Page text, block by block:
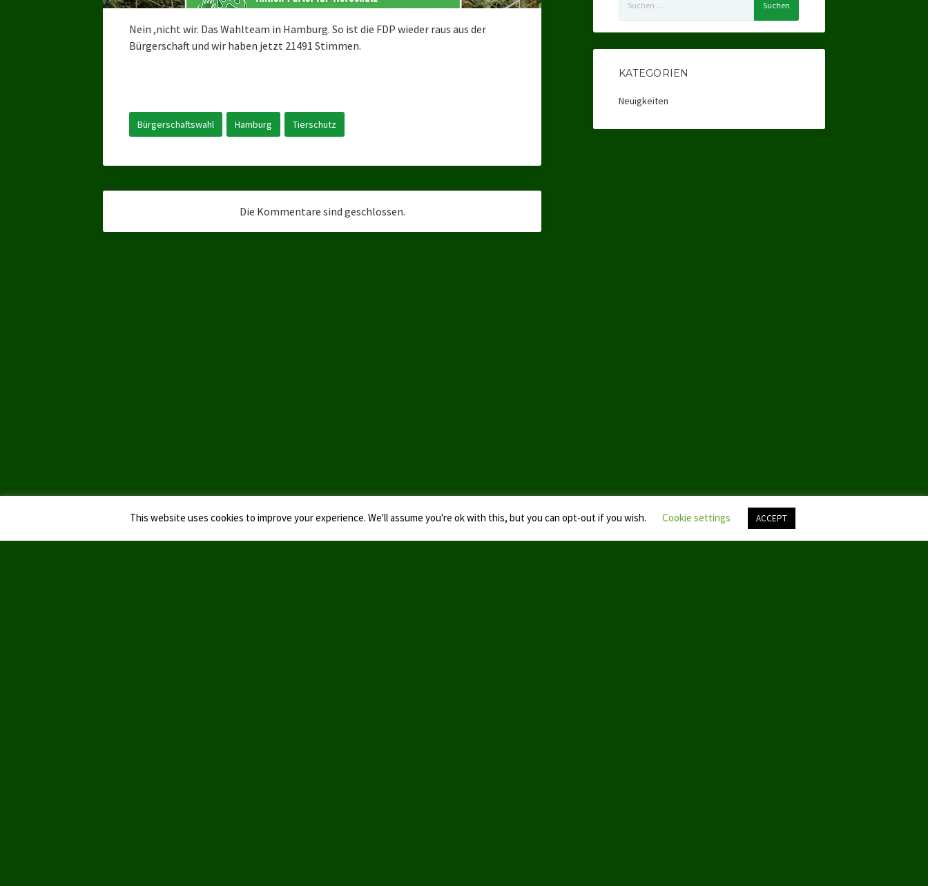
Nein ,nicht wir. Das Wahlteam in Hamburg. So ist die FDP wieder raus aus der
Bürgerschaft und wir haben jetzt 21491 Stimmen.
Bürgerschaftswahl Hamburg Tierschutz
Die Kommentare sind geschlossen.
nach:
KATEGORIEN
Neuigkeiten
This website uses cookies to improve your experience. We'll assume you're ok with this, but you can opt-out if you wish. Cookie settings ACCEPT